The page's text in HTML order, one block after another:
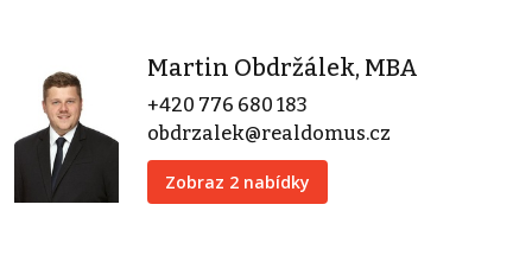
Martin Obdržálek, MBA
+420 776 680 183
obdrzalek@realdomus.cz
Zobraz 2 nabídky